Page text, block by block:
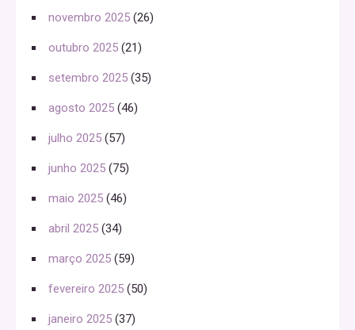
novembro 2025 (26)
outubro 2025 (21)
setembro 2025 (35)
agosto 2025 (46)
julho 2025 (57)
junho 2025 (75)
maio 2025 (46)
abril 2025 (34)
março 2025 (59)
fevereiro 2025 (50)
janeiro 2025 (37)